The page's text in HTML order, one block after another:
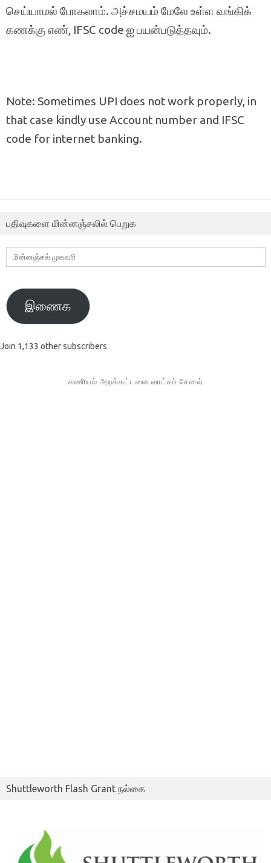
செய்யாமல் போகலாம். அச்சமயம் மேலே உள்ள வங்கிக்
கணக்கு எண், IFSC code ஐ பயன்படுத்தவும்.
Note: Sometimes UPI does not work properly, in
that case kindly use Account number and IFSC
code for internet banking.
பதிவுகளை மின்னஞ்சலில் பெறுக
மின்னஞ்சல்
முகவரி
இணைக
Join 1,133 other subscribers
கணியம் அறக்கட்டளை வாட்சப் சேனல்
Shuttleworth Flash Grant நல்கை